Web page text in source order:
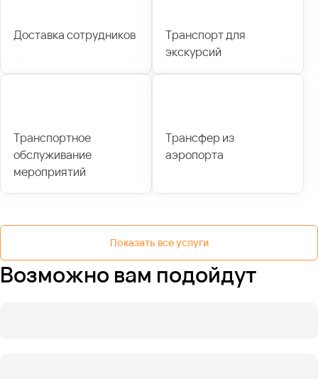
Доставка сотрудников
Транспорт для
экскурсий
Транспортное
обслуживание
мероприятий
Трансфер из
аэропорта
Показать все услуги
Возможно вам подойдут